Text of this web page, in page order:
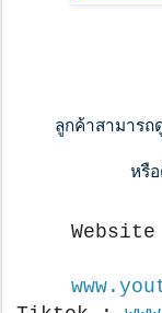
ลูกค้าสามารถ
หรื